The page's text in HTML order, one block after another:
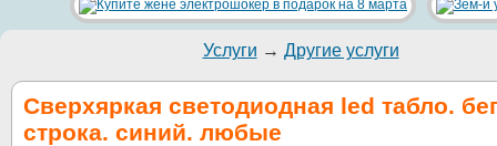
Услуги → Другие услуги
Сверхяркая светодиодная led табло.
строка. синий. любые